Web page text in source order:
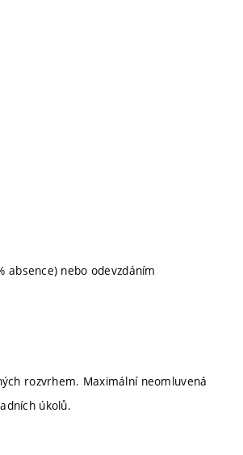
absence) nebo odevzdáním
rozvrhem. Maximální neomluvená
úkolů.